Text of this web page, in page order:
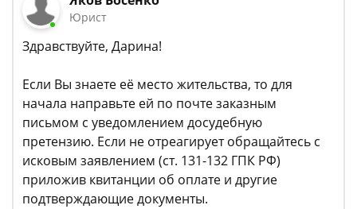
Юрист
Здравствуйте, Дарина!
Если Вы знаете её место жительства, то для
начала направьте ей по почте заказным
письмом с уведомлением досудебную
претензию. Если не отреагирует обращайтесь с
исковым заявлением (ст. 131-132 ГПК РФ)
приложив квитанции об оплате и другие
подтверждающие документы.